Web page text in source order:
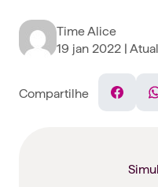
Time Alice
19 jan 2022 |
Compartilhe